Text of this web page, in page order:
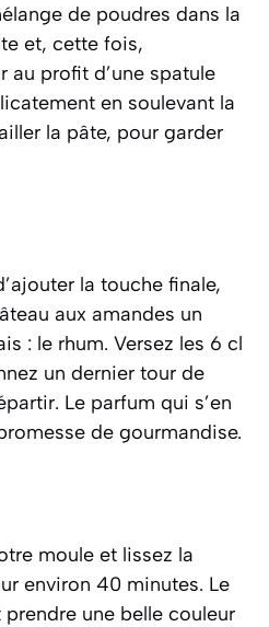
de poudres dans la
et, cette fois,
au profit d’une spatule
en soulevant la
la pâte, pour garder
la touche finale,
aux amandes un
: le rhum. Versez les 6 cl
un dernier tour de
Le parfum qui s’en
de gourmandise.
moule et lissez la
environ 40 minutes. Le
une belle couleur